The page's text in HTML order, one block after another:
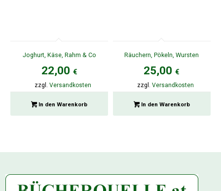
Joghurt, Käse, Rahm & Co
22,00 €
zzgl.Versandkosten
In den Warenkorb
Räuchern, Pökeln, Wursten
25,00€
zzgl. Versandkosten
In den Warenkorb